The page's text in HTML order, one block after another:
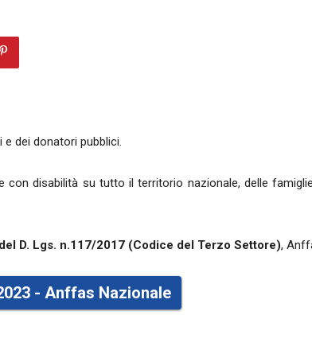
dei donatori pubblici.
con disabilità su tutto il territorio nazionale, delle
D. Lgs. n.117/2017 (Codice del Terzo Settore),
- Anffas Nazionale